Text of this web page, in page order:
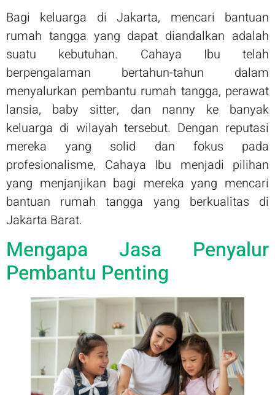
Bagi keluarga di Jakarta, mencari bantuan
rumah tangga yang dapat diandalkan adalah
suatu kebutuhan. Cahaya Ibu telah
berpengalaman bertahun-tahun dalam
menyalurkan pembantu rumah tangga, perawat
lansia, baby sitter, dan nanny ke banyak
keluarga di wilayah tersebut. Dengan reputasi
mereka yang solid dan fokus pada
profesionalisme, Cahaya Ibu menjadi pilihan
yang menjanjikan bagi mereka yang mencari
bantuan rumah tangga yang berkualitas di
Jakarta Barat.
Mengapa Jasa Penyalur
Pembantu Penting